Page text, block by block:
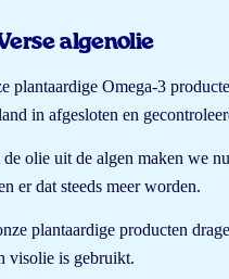
algenolie
plantaardige Omega-3
in afgesloten en
olie uit de algen maken we
er dat steeds meer worden.
plantaardige producten
visolie is gebruikt.